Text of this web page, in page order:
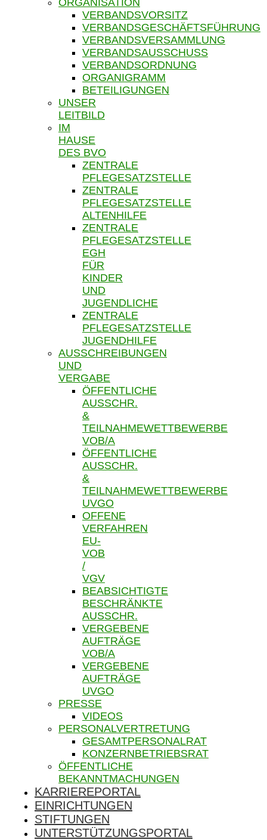
ORGANISATION
VERBANDSVORSITZ
VERBANDSGESCHÄFTSFÜHRUNG
VERBANDSVERSAMMLUNG
VERBANDSAUSSCHUSS
VERBANDSORDNUNG
ORGANIGRAMM
BETEILIGUNGEN
UNSER
LEITBILD
IM
HAUSE
DES BVO
ZENTRALE
PFLEGESATZSTELLE
ZENTRALE
PFLEGESATZSTELLE
ALTENHILFE
ZENTRALE
PFLEGESATZSTELLE
EGH
FÜR
KINDER
UND
JUGENDLICHE
ZENTRALE
PFLEGESATZSTELLE
JUGENDHILFE
AUSSCHREIBUNGEN
UND
VERGABE
ÖFFENTLICHE
AUSSCHR.
&
TEILNAHMEWETTBEWERBE
VOB/A
ÖFFENTLICHE
AUSSCHR.
&
TEILNAHMEWETTBEWERBE
UVGO
OFFENE
VERFAHREN
EU-
VOB
/
VGV
BEABSICHTIGTE
BESCHRÄNKTE
AUSSCHR.
VERGEBENE
AUFTRÄGE
VOB/A
VERGEBENE
AUFTRÄGE
UVGO
PRESSE
VIDEOS
PERSONALVERTRETUNG
GESAMTPERSONALRAT
KONZERNBETRIEBSRAT
ÖFFENTLICHE
BEKANNTMACHUNGEN
KARRIEREPORTAL
EINRICHTUNGEN
STIFTUNGEN
UNTERSTÜTZUNGSPORTAL